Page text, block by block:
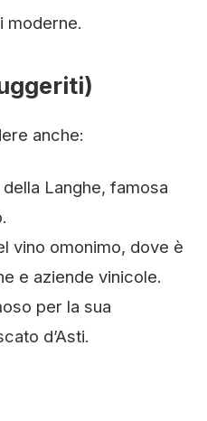
moderne.
anche:
della Langhe, famosa
vino omonimo, dove è
e aziende vinicole.
per la sua
d’Asti.